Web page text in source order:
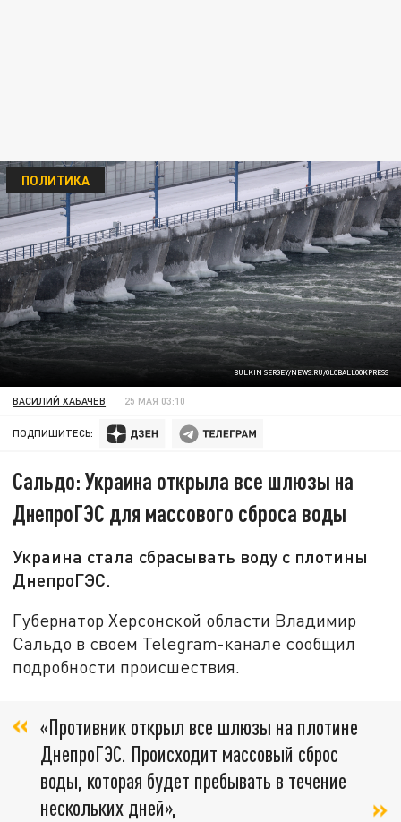
BULKIN SERGEY/NEWS.RU/GLOBALLOOKPRESS
ПОЛИТИКА
ВАСИЛИЙ ХАБАЧЕВ 25 МАЯ 03:10
ПОДПИШИТЕСЬ:
Сальдо: Украина открыла все шлюзы на
ДнепроГЭС для массового сброса воды
Украина стала сбрасывать воду с плотины
ДнепроГЭС.
Губернатор Херсонской области Владимир
Сальдо в своем Telegram-канале сообщил
подробности происшествия.
«Противник открыл все шлюзы на плотине
ДнепроГЭС. Происходит массовый сброс
воды, которая будет пребывать в течение
нескольких дней»,